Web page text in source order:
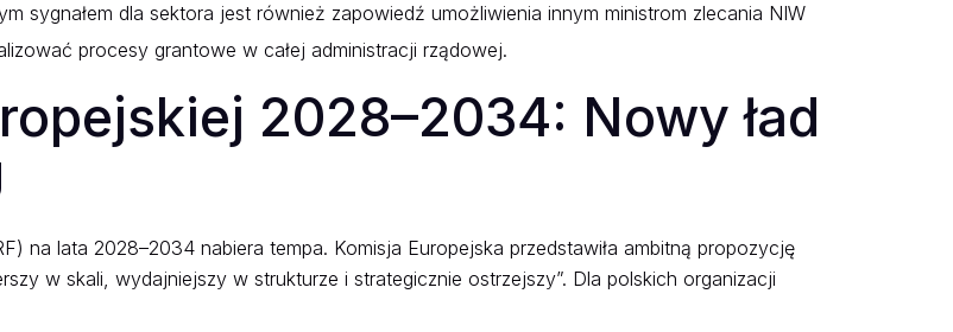
sygnałem dla sektora jest również zapowiedź umożliwienia innym ministrom zlecania NIW
procesy grantowe w całej administracji rządowej.
2028–2034: Nowy ład
na lata 2028–2034 nabiera tempa. Komisja Europejska przedstawiła ambitną propozycję
w skali, wydajniejszy w strukturze i strategicznie ostrzejszy”. Dla polskich organizacji